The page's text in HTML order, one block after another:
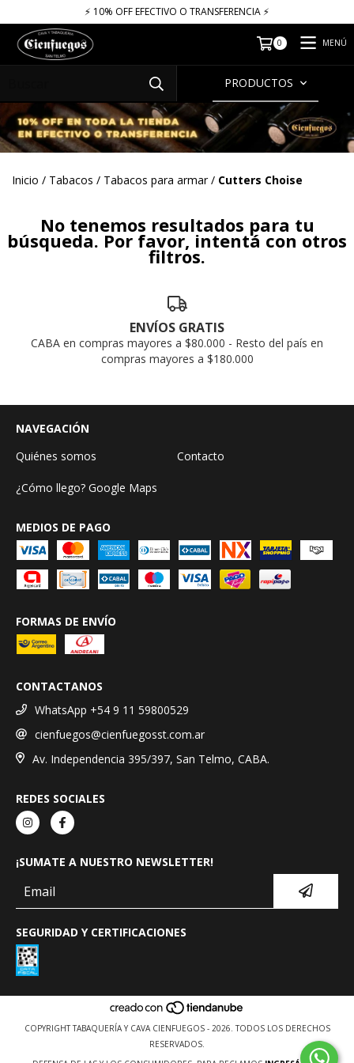
⚡​​​ 10% OFF EFECTIVO O TRANSFERENCIA ⚡​
0 MENÚ
PRODUCTOS
Inicio / Tabacos / Tabacos para armar / Cutters Choise
No tenemos resultados para tu
búsqueda. Por favor, intentá con otros
filtros.
ENVÍOS GRATIS
CABA en compras mayores a $80.000 - Resto del país en
compras mayores a $180.000
NAVEGACIÓN
Quiénes somos
Contacto
¿Cómo llego? Google Maps
MEDIOS DE PAGO
FORMAS DE ENVÍO
CONTACTANOS
WhatsApp +54 9 11 59800529
cienfuegos@cienfuegosst.com.ar
Av. Independencia 395/397, San Telmo, CABA.
REDES SOCIALES
¡SUMATE A NUESTRO NEWSLETTER!
SEGURIDAD Y CERTIFICACIONES
COPYRIGHT TABAQUERÍA Y CAVA CIENFUEGOS - 2026. TODOS LOS DERECHOS
RESERVADOS.